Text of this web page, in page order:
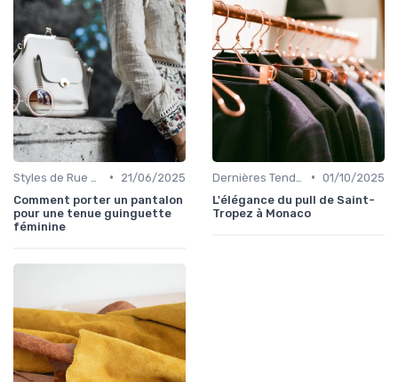
•
21/06/2025
Comment porter un pantalon
pour une tenue guinguette
féminine
• 01/10/2025
L'élégance du pull de Saint-
Tropez à Monaco